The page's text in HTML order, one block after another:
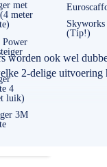
met
meter
4
luik)
3M
Skyworks
(Tip!)
worden ook wel
2-delige uitvoering